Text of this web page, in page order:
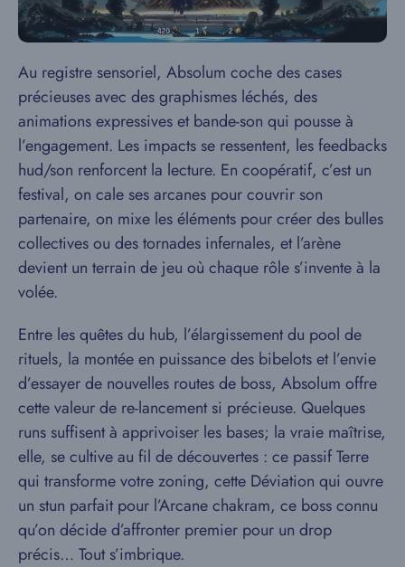
Au registre sensoriel, Absolum coche des cases
précieuses avec des graphismes léchés, des
animations expressives et bande-son qui pousse à
l’engagement. Les impacts se ressentent, les feedbacks
hud/son renforcent la lecture. En coopératif, c’est un
festival, on cale ses arcanes pour couvrir son
partenaire, on mixe les éléments pour créer des bulles
collectives ou des tornades infernales, et l’arène
devient un terrain de jeu où chaque rôle s’invente à la
volée.
Entre les quêtes du hub, l’élargissement du pool de
rituels, la montée en puissance des bibelots et l’envie
d’essayer de nouvelles routes de boss, Absolum offre
cette valeur de re-lancement si précieuse. Quelques
runs suffisent à apprivoiser les bases; la vraie maîtrise,
elle, se cultive au fil de découvertes : ce passif Terre
qui transforme votre zoning, cette Déviation qui ouvre
un stun parfait pour l’Arcane chakram, ce boss connu
qu’on décide d’affronter premier pour un drop
précis… Tout s’imbrique.